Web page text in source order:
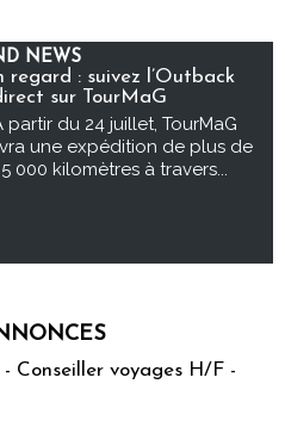
NEWS
regard : suivez l’Outback
sur TourMaG
partir du 24 juillet, TourMaG
une expédition de plus de
5 000 kilomètres à travers...
Conseiller voyages H/F -